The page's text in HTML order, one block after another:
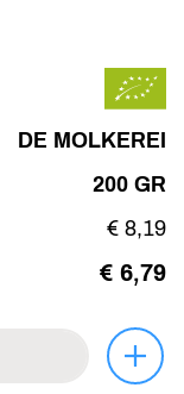
DE MOLKEREI
200 GR
€ 8,19
€ 6,79